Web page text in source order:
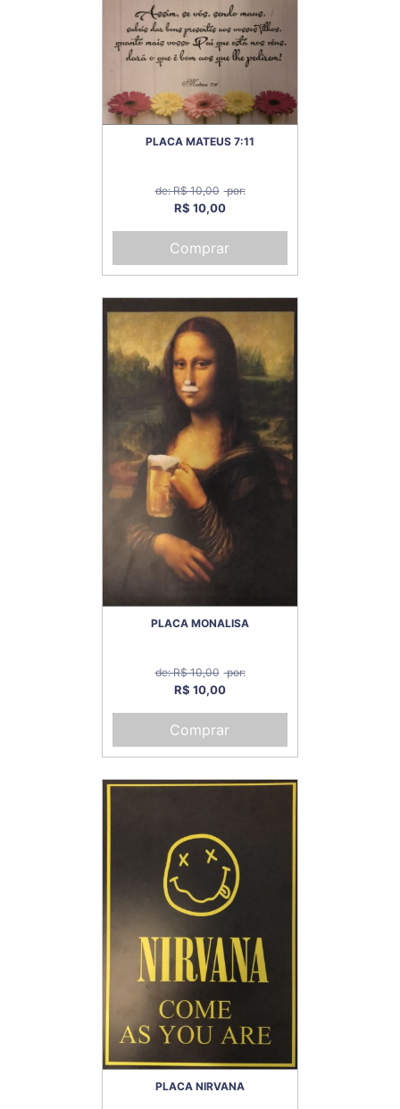
PLACA MATEUS 7:11
de: R$ 10,00 por:
R$ 10,00
Comprar
PLACA MONALISA
de: R$ 10,00 por:
R$ 10,00
Comprar
PLACA NIRVANA